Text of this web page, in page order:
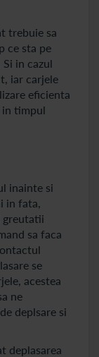
trebuie sa
ce sta pe
in cazul
iar carjele
eficienta
timpul
inainte si
in fata,
greutatii
sa faca
se
acestea
ne
deplsare si
deplasarea